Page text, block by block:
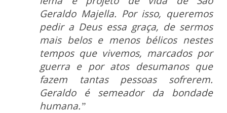
Geraldo Majella. Por isso, queremos
pedir a Deus essa graça, de sermos
mais belos e menos bélicos nestes
tempos que vivemos, marcados por
guerra e por atos desumanos que
fazem tantas pessoas sofrerem.
Geraldo é semeador da bondade
humana.”